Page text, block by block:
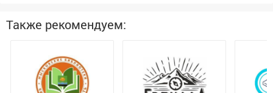
тренер Виктор Александров. Подписания ещё будут.
На данный момент необходимо усиление атакующих
и Дмитрия Соколова, которые до сих пор не
присоединились к команде. Видимо, находятся в
поиске лучшей доли. Выйдя из отпуска, практически
Также рекомендуем: